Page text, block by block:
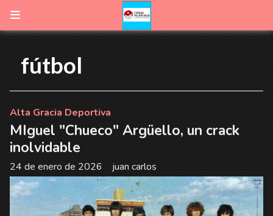
fútbol
MIguel "Chueco" Argüello, un crack
inolvidable
juan carlos
Alta Gracia Deportiva
24 de enero de 2026